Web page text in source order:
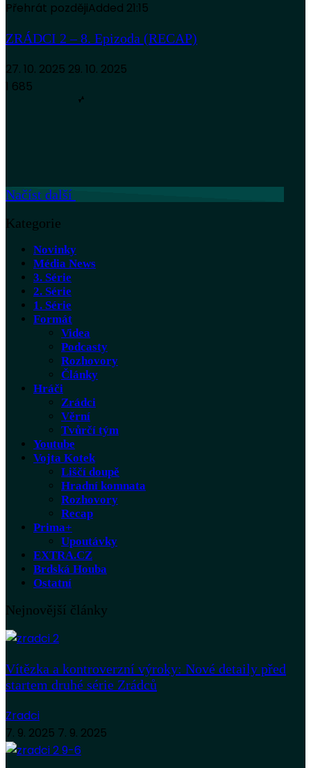
Přehrát pozdějiAdded 21:15
ZRÁDCI 2 – 8. Epizoda (RECAP)
27. 10. 2025 29. 10. 2025
1 685
Načíst další
Kategorie
Novinky
Média News
3. Série
2. Série
1. Série
Formát
Videa
Podcasty
Rozhovory
Články
Hráči
Zrádci
Věrní
Tvůrčí tým
Youtube
Vojta Kotek
Liščí doupě
Hradní komnata
Rozhovory
Recap
Prima+
Upoutávky
EXTRA.CZ
Brdská Houba
Ostatní
Nejnovější články
Vítězka a kontroverzní výroky: Nové detaily před
startem druhé série Zrádců
Zradci
7. 9. 2025 7. 9. 2025